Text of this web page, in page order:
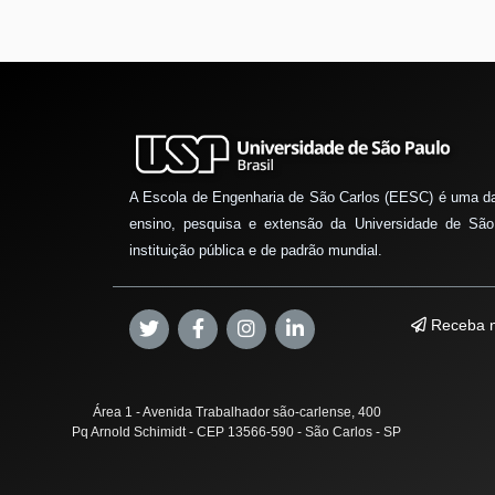
A Escola de Engenharia de São Carlos (EESC) é uma
ensino, pesquisa e extensão da Universidade de
instituição pública e de padrão mundial.
Receba
Área 1 - Avenida Trabalhador são-carlense, 400
Pq Arnold Schimidt - CEP 13566-590 - São Carlos - SP